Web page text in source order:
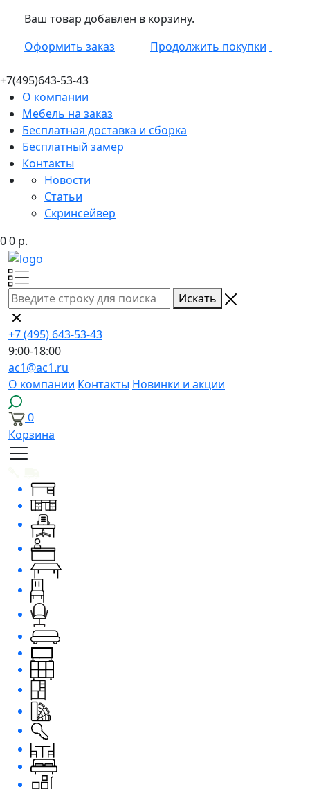
Ваш товар добавлен в корзину.
Оформить заказ
Продолжить покупки
+7(495)643-53-43
О компании
Мебель на заказ
Бесплатная доставка и сборка
Бесплатный замер
Контакты
Новости
Статьи
Скринсейвер
00 р.
Искать
+7 (495) 643-53-43
9:00-18:00
ac1@ac1.ru
О компании Контакты Новинки и акции
0
Корзина